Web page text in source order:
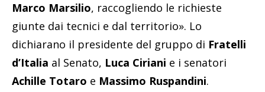
Marco Marsilio, raccogliendo le richieste
giunte dai tecnici e dal territorio». Lo
dichiarano il presidente del gruppo di Fratelli
d’Italia al Senato, Luca Ciriani e i senatori
Achille Totaro e Massimo Ruspandini.